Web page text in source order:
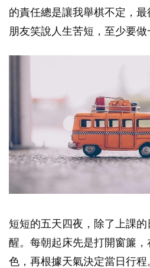
的責任總是讓我舉棋不定，
朋友笑說人生苦短，至少要做
短短的五天四夜，除了上課
醒。每朝起床先是打開窗簾
色，再根據天氣決定當日行